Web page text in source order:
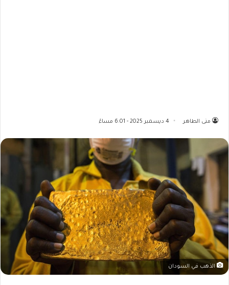
منى الطاهر 4 ديسمبر 2025 - 6:01 مساءً
الذهب في السودان